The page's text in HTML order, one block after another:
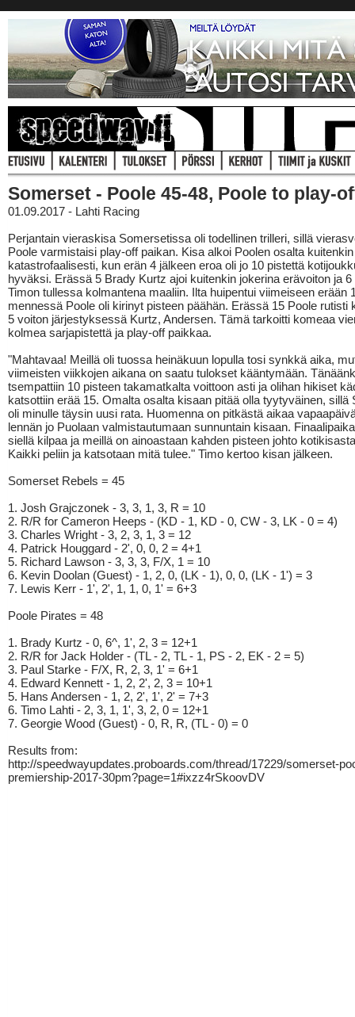
Somerset - Poole 45-48, Poole to play-
01.09.2017 - Lahti Racing
Perjantain vieraskisa Somersetissa oli todellinen trilleri, sillä
Poole varmistaisi play-off paikan. Kisa alkoi Poolen osalta kuitenkin
katastrofaalisesti, kun erän 4 jälkeen eroa oli jo 10 pistettä
hyväksi. Erässä 5 Brady Kurtz ajoi kuitenkin jokerina erävoiton ja 6
Timon tullessa kolmantena maaliin. Ilta huipentui viimeiseen erään
mennessä Poole oli kirinyt pisteen päähän. Erässä 15 Poole rutisti
5 voiton järjestyksessä Kurtz, Andersen. Tämä tarkoitti komeaa
kolmea sarjapistettä ja play-off paikkaa.
"Mahtavaa! Meillä oli tuossa heinäkuun lopulla tosi synkkä aika,
viimeisten viikkojen aikana on saatu tulokset kääntymään.
tsempattiin 10 pisteen takamatkalta voittoon asti ja olihan hikiset
katsottiin erää 15. Omalta osalta kisaan pitää olla tyytyväinen, sillä
oli minulle täysin uusi rata. Huomenna on pitkästä aikaa
lennän jo Puolaan valmistautumaan sunnuntain kisaan.
siellä kilpaa ja meillä on ainoastaan kahden pisteen johto
Kaikki peliin ja katsotaan mitä tulee." Timo kertoo kisan jälkeen.
Somerset Rebels = 45
1. Josh Grajczonek - 3, 3, 1, 3, R = 10
2. R/R for Cameron Heeps - (KD - 1, KD - 0, CW - 3, LK - 0 = 4)
3. Charles Wright - 3, 2, 3, 1, 3 = 12
4. Patrick Houggard - 2', 0, 0, 2 = 4+1
5. Richard Lawson - 3, 3, 3, F/X, 1 = 10
6. Kevin Doolan (Guest) - 1, 2, 0, (LK - 1), 0, 0, (LK - 1') = 3
7. Lewis Kerr - 1', 2', 1, 1, 0, 1' = 6+3
Poole Pirates = 48
1. Brady Kurtz - 0, 6^, 1', 2, 3 = 12+1
2. R/R for Jack Holder - (TL - 2, TL - 1, PS - 2, EK - 2 = 5)
3. Paul Starke - F/X, R, 2, 3, 1' = 6+1
4. Edward Kennett - 1, 2, 2', 2, 3 = 10+1
5. Hans Andersen - 1, 2, 2', 1', 2' = 7+3
6. Timo Lahti - 2, 3, 1, 1', 3, 2, 0 = 12+1
7. Georgie Wood (Guest) - 0, R, R, (TL - 0) = 0
Results from:
http://speedwayupdates.proboards.com/thread/17229/somerset-
premiership-2017-30pm?page=1#ixzz4rSkoovDV